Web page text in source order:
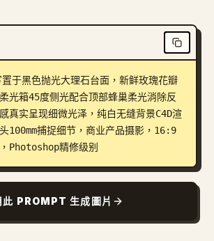
置于黑色抛光大理石台面，新鲜玫瑰花瓣
光箱45度侧光配合顶部蜂巢柔光消除反
真实呈现细微光泽，纯白无缝背景C4D渲
100mm捕捉细节，商业产品摄影，16:9
Photoshop精修级别
此 PROMPT 生成圖片